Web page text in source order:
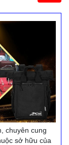
chuyên cung
sở hữu của